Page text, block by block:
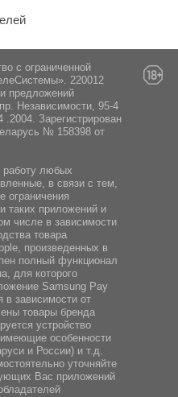
с ограниченной
220012
предложений
Независимости, 95-4
Зарегистрирован
№ 158398 от
работу любых
в связи с тем,
ограничения
таких приложений и
числе в зависимости
товара
произведенных в
полный функционал
для которого
Samsung Pay
в зависимости от
товары бренда
устройство
особенности
и России) и т.д.
уточняйте
Вас приложений